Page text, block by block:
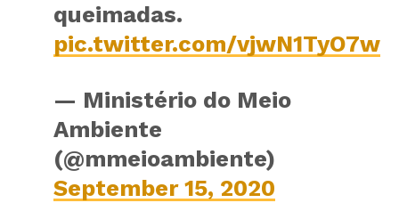
queimadas.
pic.twitter.com/vjwN1TyO7w
— Ministério do Meio
Ambiente
(@mmeioambiente)
September 15, 2020